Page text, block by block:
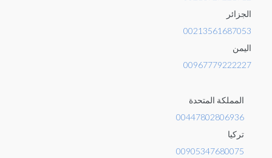
الجزائر
00213561687053
اليمن
00967779222227
المملكة المتحدة
00447802806936
تركيا
00905347680075